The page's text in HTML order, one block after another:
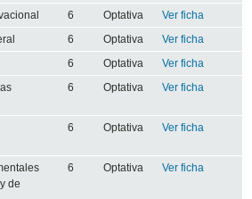
6 Optativa
Ver ficha
6 Optativa
Ver ficha
6 Optativa
Ver ficha
6 Optativa Ver ficha
6 Optativa Ver ficha
de
6 Optativa Ver ficha